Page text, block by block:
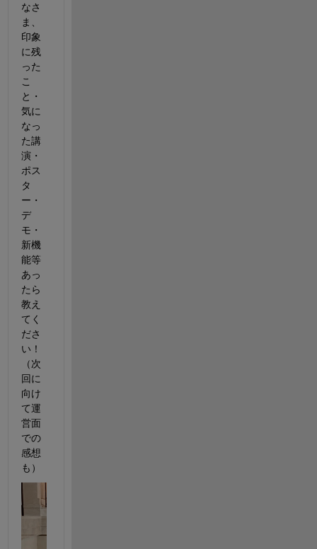
なさ
ま、
印象
に残
った
こ
と・
気に
なっ
た講
演・
ポス
タ
ー・
デ
モ・
新機
能等
あっ
たら
教え
てく
ださ
い！
（次
回に
向け
て運
営面
での
感想
も）